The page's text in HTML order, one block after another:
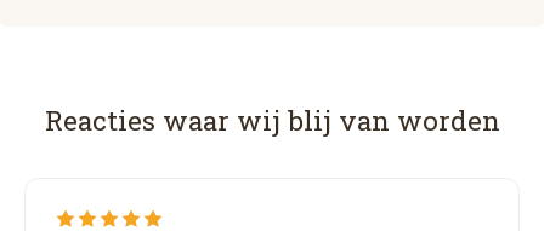
Reacties waar wij blij van worden